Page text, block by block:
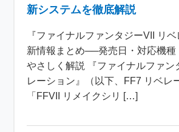
新システムを徹底解説
『ファイナルファンタジーVII リ
新情報まとめ──発売日・対応機種
やさしく解説 『ファイナルファン
レーション』（以下、FF7 リベレ
「FFVII リメイクシリ […]